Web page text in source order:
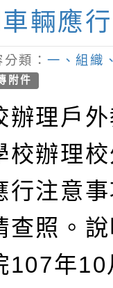
輛應
案，
分類：一、組織
附件
辦理戶
校辦理
行注意
查照。
107年